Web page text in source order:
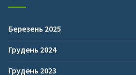
Березень 2025
Грудень 2024
Грудень 2023